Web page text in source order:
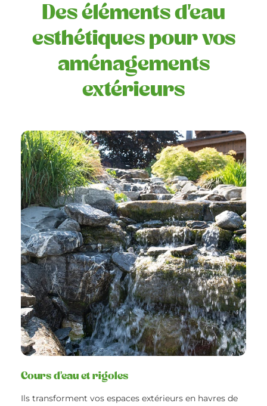
Des éléments d'eau
esthétiques pour vos
aménagements
extérieurs
Cours d'eau et rigoles
Ils transforment vos espaces extérieurs en havres de